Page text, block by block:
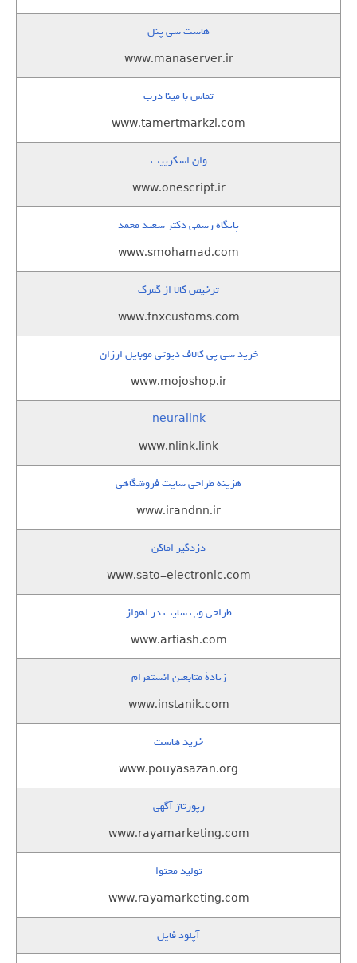
هاست سی پنل
www.manaserver.ir
تماس با مینا درب
www.tamertmarkzi.com
وان اسکریپت
www.onescript.ir
پایگاه رسمی دکتر سعید محمد
www.smohamad.com
ترخیص کالا از گمرک
www.fnxcustoms.com
خرید سی پی کالاف دیوتی موبایل ارزان
www.mojoshop.ir
neuralink
www.nlink.link
هزینه طراحی سایت فروشگاهی
www.irandnn.ir
دزدگیر اماکن
www.sato-electronic.com
طراحی وب سایت در اهواز
www.artiash.com
زيادة متابعين انستقرام
www.instanik.com
خرید هاست
www.pouyasazan.org
رپورتاژ آگهی
www.rayamarketing.com
تولید محتوا
www.rayamarketing.com
آپلود فایل